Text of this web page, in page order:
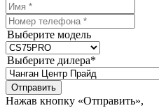
Выберите модель
Выберите дилера*
Отправить
Нажав кнопку «Отправить»,